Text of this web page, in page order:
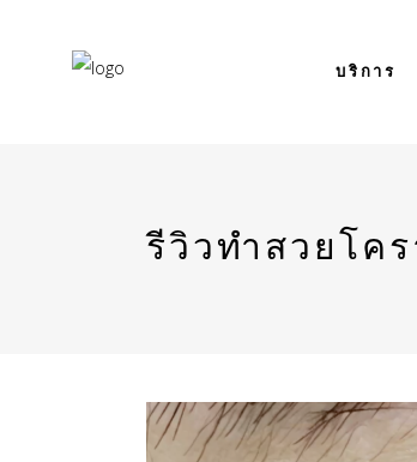
บริการ
รีวิวทำสวยโค